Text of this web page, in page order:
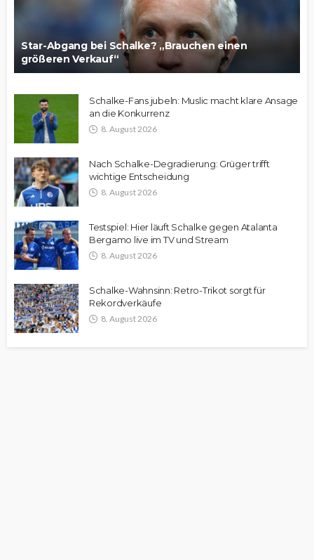
Star-Abgang bei Schalke? „Brauchen einen
größeren Verkauf“
Schalke-Fans jubeln: Muslic macht klare Ansage
an die Konkurrenz
8. August 2026
Nach Schalke-Degradierung: Grüger trifft
wichtige Entscheidung
8. August 2026
Testspiel: Hier läuft Schalke gegen Atalanta
Bergamo live im TV und Stream
8. August 2026
Schalke-Wahnsinn: Retro-Trikot sorgt für
Rekordverkäufe
8. August 2026